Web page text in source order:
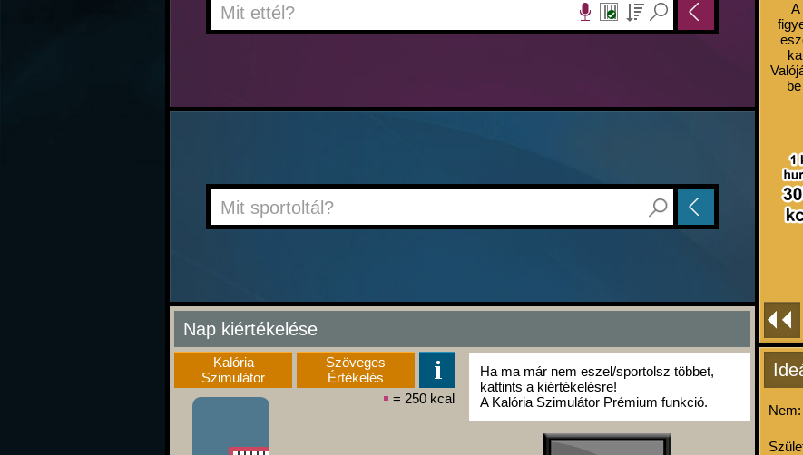
A
Nem:
Nap kiértékelése
Kalória
Szimulátor
Szöveges
Értékelés
Ha ma már nem eszel/sportolsz többet,
kattints a kiértékelésre!
A Kalória Szimulátor Prémium funkció.